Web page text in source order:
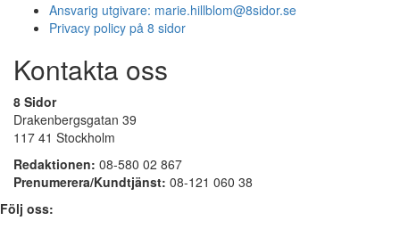
Ansvarig utgivare: marie.hillblom@8sidor.se
Privacy policy på 8 sidor
Kontakta oss
8 Sidor
Drakenbergsgatan 39
117 41 Stockholm
Redaktionen: 08-580 02 867
Prenumerera/Kundtjänst: 08-121 060 38
Följ oss: